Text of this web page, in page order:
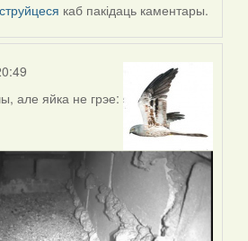
каб пакідаць каментары.
але яйка не грэе: